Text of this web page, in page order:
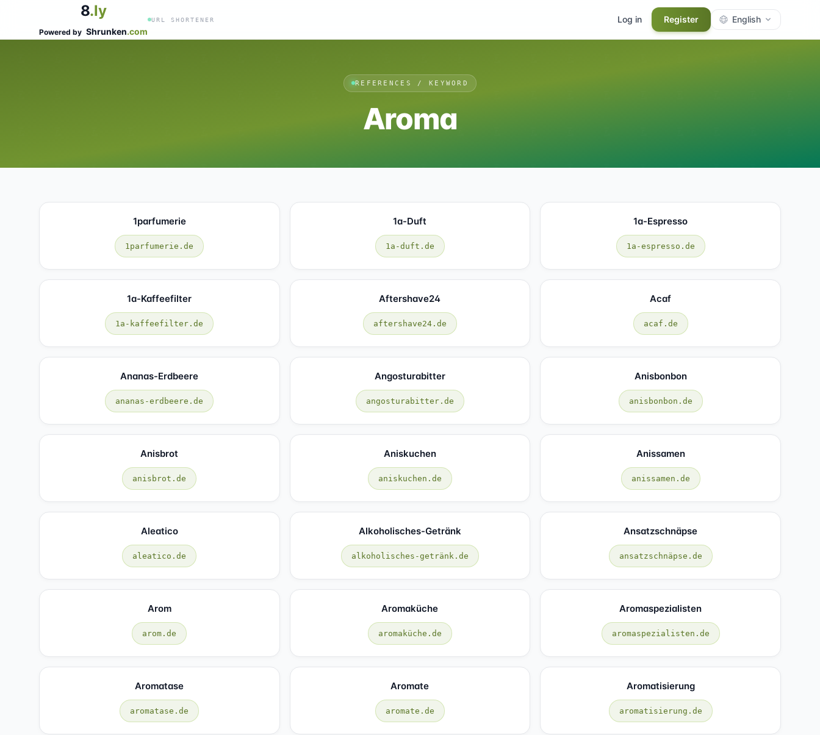
8.ly
Powered by Shrunken.com
URL SHORTENER Log in Register English
REFERENCES / KEYWORD
Aroma
1parfumerie
1parfumerie.de
1a-Duft
1a-duft.de
1a-Espresso
1a-espresso.de
1a-Kaffeefilter
1a-kaffeefilter.de
Aftershave24
aftershave24.de
Acaf
acaf.de
Ananas-Erdbeere
ananas-erdbeere.de
Angosturabitter
angosturabitter.de
Anisbonbon
anisbonbon.de
Anisbrot
anisbrot.de
Aniskuchen
aniskuchen.de
Anissamen
anissamen.de
Aleatico
aleatico.de
Alkoholisches-Getränk
alkoholisches-getränk.de
Ansatzschnäpse
ansatzschnäpse.de
Arom
arom.de
Aromaküche
aromaküche.de
Aromaspezialisten
aromaspezialisten.de
Aromatase
aromatase.de
Aromate
aromate.de
Aromatisierung
aromatisierung.de